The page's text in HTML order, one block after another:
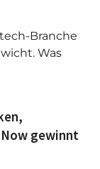
Branche
Was
gewinnt